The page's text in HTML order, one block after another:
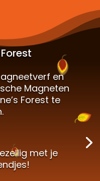
en
Magneten
Forest te
met je